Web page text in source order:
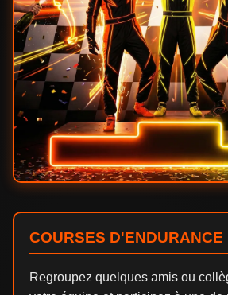
COURSES D'ENDURANCE
Regroupez quelques amis ou